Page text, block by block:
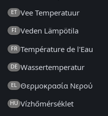
ET Vee Temperatuur
FI Veden Lämpötila
FR Température de l'Eau
DE Wassertemperatur
EL Θερμοκρασία Νερού
HU Vízhőmérséklet